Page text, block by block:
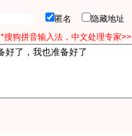
匿名 隐藏地址
*搜狗拼音输入法，中文处理专家>>